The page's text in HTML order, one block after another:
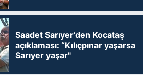
Saadet Sarıyer’den Kocataş
açıklaması: “Kılıçpınar yaşarsa
Sarıyer yaşar"